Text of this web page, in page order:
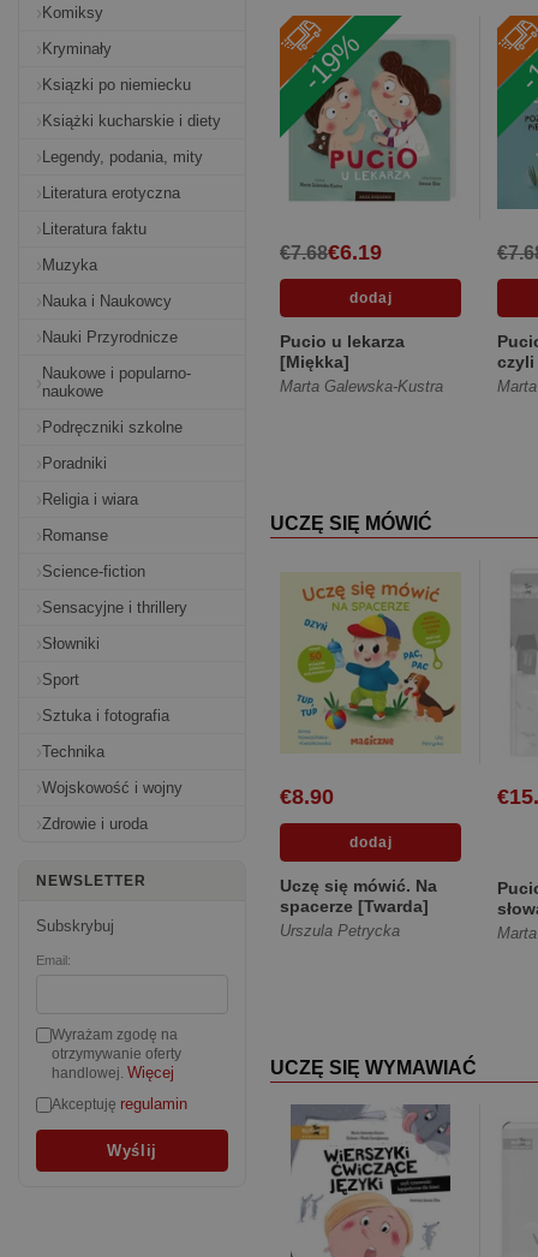
Komiksy
Kryminały
Ksiązki po niemiecku
Książki kucharskie i diety
Legendy, podania, mity
Literatura erotyczna
Literatura faktu
Muzyka
Nauka i Naukowcy
Nauki Przyrodnicze
Naukowe i popularno-
naukowe
Podręczniki szkolne
Poradniki
Religia i wiara
Romanse
Science-fiction
Sensacyjne i thrillery
Słowniki
Sport
Sztuka i fotografia
Technika
Wojskowość i wojny
Zdrowie i uroda
NEWSLETTER
Subskrybuj
Email:
Wyrażam zgodę na
otrzymywanie oferty
handlowej. Więcej
Akceptuję regulamin
-19%
€6.19
€7.68
Pucio u lekarza
[Miękka]
Marta Galewska-Kustra
-
czyli
UCZĘ SIĘ MÓWIĆ
€8.90
Uczę się mówić. Na
spacerze [Twarda]
Urszula Petrycka
UCZĘ SIĘ WYMAWIAĆ